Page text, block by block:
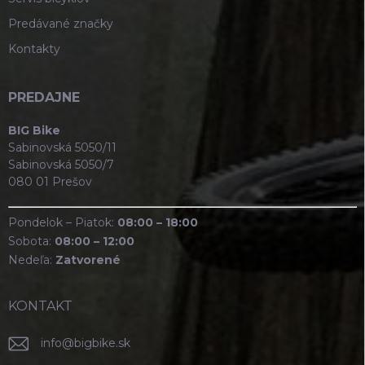
Predávané značky
Kontakty
PREDAJNE
BIG Bike
Sabinovská 5050/11
Sabinovská 5050/7
080 01 Prešov
Pondelok – Piatok: 08:00 – 18:00
Sobota: 08:00 – 12:00
Nedeľa: Zatvorené
KONTAKT
info@bigbike.sk